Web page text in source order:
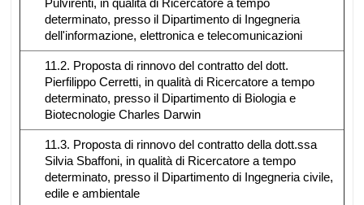
determinato, presso il Dipartimento di Ingegneria
dell'informazione, elettronica e telecomunicazioni
11.2. Proposta di rinnovo del contratto del dott.
Pierfilippo Cerretti, in qualità di Ricercatore a tempo
determinato, presso il Dipartimento di Biologia e
Biotecnologie Charles Darwin
11.3. Proposta di rinnovo del contratto della dott.ssa
Silvia Sbaffoni, in qualità di Ricercatore a tempo
determinato, presso il Dipartimento di Ingegneria civile,
edile e ambientale